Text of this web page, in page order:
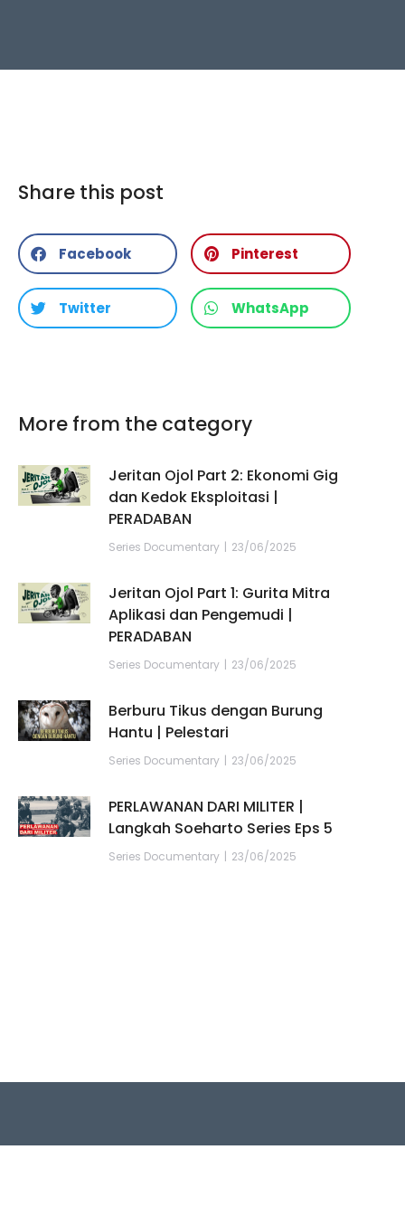
Share this post
Facebook Pinterest
Twitter WhatsApp
More from the category
Jeritan Ojol Part 2: Ekonomi Gig
dan Kedok Eksploitasi |
PERADABAN
Series Documentary 23/06/2025
Jeritan Ojol Part 1: Gurita Mitra
Aplikasi dan Pengemudi |
PERADABAN
Series Documentary 23/06/2025
Berburu Tikus dengan Burung
Hantu | Pelestari
Series Documentary 23/06/2025
PERLAWANAN DARI MILITER |
Langkah Soeharto Series Eps 5
Series Documentary 23/06/2025